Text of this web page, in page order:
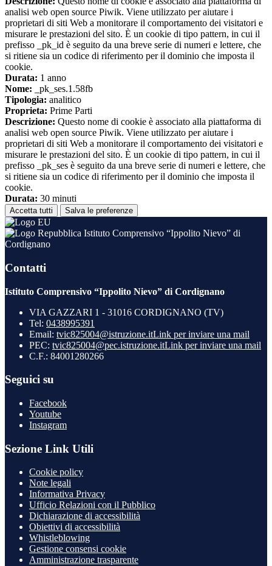
analisi web open source Piwik. Viene utilizzato per aiutare i
proprietari di siti Web a monitorare il comportamento dei visitatori e
misurare le prestazioni del sito. È un cookie di tipo pattern, in cui il
prefisso _pk_id è seguito da una breve serie di numeri e lettere, che
si ritiene sia un codice di riferimento per il dominio che imposta il
cookie.
Durata: 1 anno
Nome: _pk_ses.1.58fb
Tipologia: analitico
Proprieta: Prime Parti
Descrizione: Questo nome di cookie è associato alla piattaforma di
analisi web open source Piwik. Viene utilizzato per aiutare i
proprietari di siti Web a monitorare il comportamento dei visitatori e
misurare le prestazioni del sito. È un cookie di tipo pattern, in cui il
prefisso _pk_ses è seguito da una breve serie di numeri e lettere, che
si ritiene sia un codice di riferimento per il dominio che imposta il
cookie.
Durata: 30 minuti
Accetta tutti Salva le preferenze
Istituto Comprensivo “Ippolito Nievo” di
Cordignano
Contatti
Istituto Comprensivo “Ippolito Nievo” di Cordignano
VIA GAZZARI 1 - 31016 CORDIGNANO (TV)
Tel: 0438995391
Email: tvic825004@istruzione.itLink per inviare una mail
PEC: tvic825004@pec.istruzione.itLink per inviare una mail
C.F.: 84001280266
Seguici su
Facebook
Youtube
Instagram
Sezione Link Utili
Cookie policy
Note legali
Informativa Privacy
Ufficio Relazioni con il Pubblico
Dichiarazione di accessibilità
Obiettivi di accessibilità
Whistleblowing
Gestione consensi cookie
Amministrazione trasparente